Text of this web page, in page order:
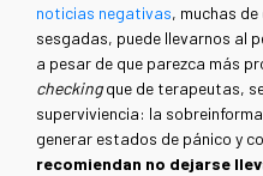
noticias negativas, muchas
sesgadas, puede llevarnos al
a pesar de que parezca más
checkingque de terapeutas,
superviviencia: la
generar estados de pánico y
recomiendan no dejarse